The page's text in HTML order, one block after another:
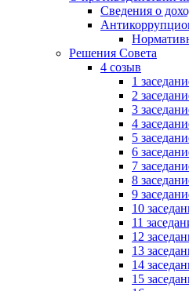
Сведения о
Решения Совета
4 созыв
1
2
3
4
5
6
7
8
9
10
11
12
13
14
15